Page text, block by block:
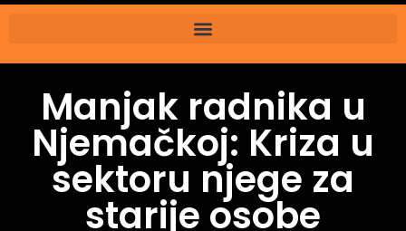
Manjak radnika u
Njemačkoj: Kriza u
sektoru njege za
starije osobe